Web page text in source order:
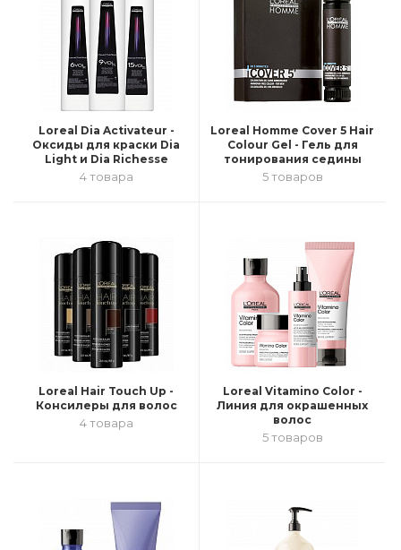
Loreal Dia Activateur -
Оксиды для краски Dia
Light и Dia Richesse
4 товара
Loreal Homme Cover 5 Hair
Colour Gel - Гель для
тонирования седины
5 товаров
Loreal Hair Touch Up -
Консилеры для волос
4 товара
Loreal Vitamino Color -
Линия для окрашенных
волос
5 товаров